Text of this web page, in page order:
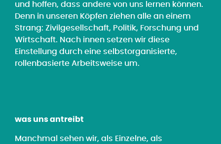
und hoffen, dass andere von uns lernen können.
Denn in unseren Köpfen ziehen alle an einem
Strang: Zivilgesellschaft, Politik, Forschung und
Wirtschaft. Nach innen setzen wir diese
Einstellung durch eine selbstorganisierte,
rollenbasierte Arbeitsweise um.
was uns antreibt
Manchmal sehen wir, als Einzelne, als